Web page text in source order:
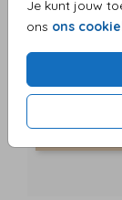
Je kunt jouw
ons ons